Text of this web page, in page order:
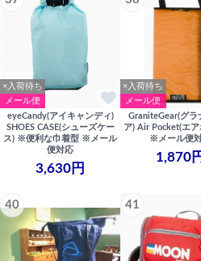
×入荷待ち
メール便
eyeCandy(アイキャンディ)
SHOES CASE(シューズケー
ス) ※便利な巾着型 ※メール
便対応
3,630円
×入荷待ち
メール便
GraniteGear(グラ
ア) Air Pocket(エ
※メール便
1,870
40 41